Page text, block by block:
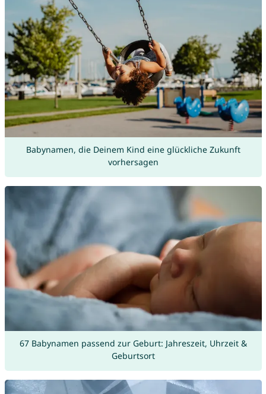
Babynamen, die Deinem Kind eine glückliche Zukunft
vorhersagen
67 Babynamen passend zur Geburt: Jahreszeit, Uhrzeit &
Geburtsort